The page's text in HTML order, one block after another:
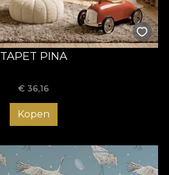
TAPET PINA
€ 36,16
Kopen